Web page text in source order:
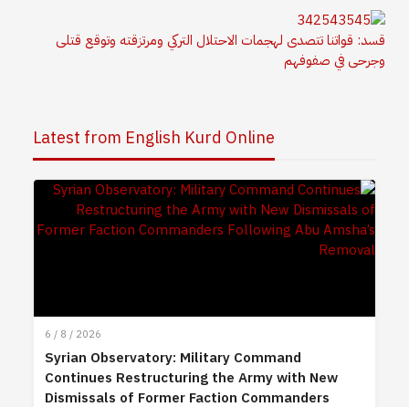
قسد: قواتنا تتصدى لهجمات الاحتلال التركي ومرتزقته وتوقع قتلى
وجرحى في صفوفهم
Latest from English Kurd Online
6 / 8 / 2026
Syrian Observatory: Military Command
Continues Restructuring the Army with New
Dismissals of Former Faction Commanders